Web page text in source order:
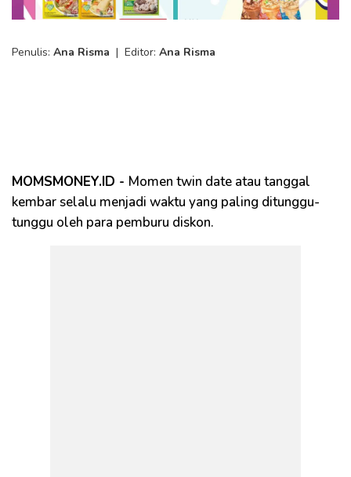
Penulis: Ana Risma | Editor: Ana Risma
MOMSMONEY.ID - Momen twin date atau tanggal
kembar selalu menjadi waktu yang paling ditunggu-
tunggu oleh para pemburu diskon.